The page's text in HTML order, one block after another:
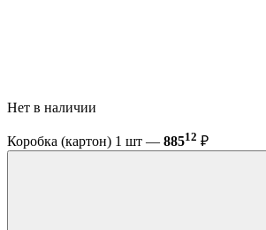
Нет в наличии
Коробка (картон) 1 шт — 88512 ₽